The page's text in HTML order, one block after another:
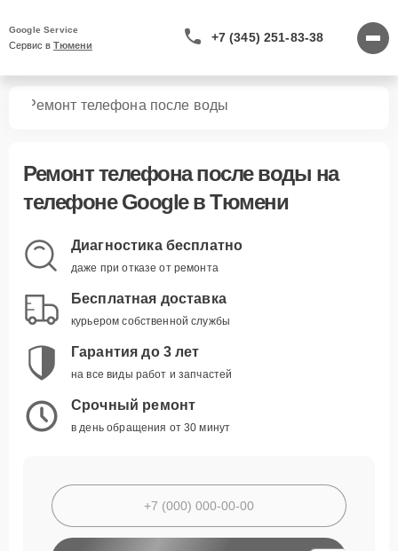
Google Service
Сервис в Тюмени
+7 (345) 251-83-38
Ремонт телефона после воды
Ремонт телефона после воды на
телефоне Google в Тюмени
Диагностика бесплатно
даже при отказе от ремонта
Бесплатная доставка
курьером собственной службы
Гарантия до 3 лет
на все виды работ и запчастей
Срочный ремонт
в день обращения от 30 минут